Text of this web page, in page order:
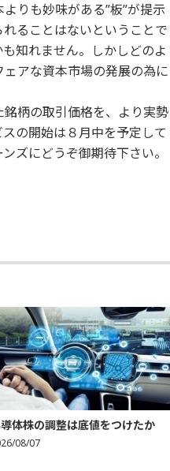
りも妙味がある”板”が提示
ることはないということで
知れません。しかしどのよ
アな資本市場の発展の為に
柄の取引価格を、より実勢
の開始は８月中を予定して
ズにどうぞ御期待下さい。
体株の調整は底値をつけたか
08/07